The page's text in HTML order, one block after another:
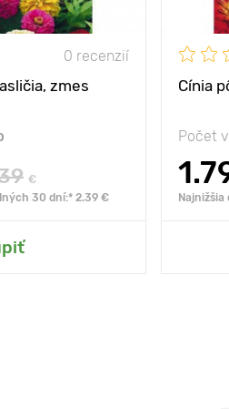
0 recenzií
zmes
€
30 dní:* 2.39 €
Cínia
Počet